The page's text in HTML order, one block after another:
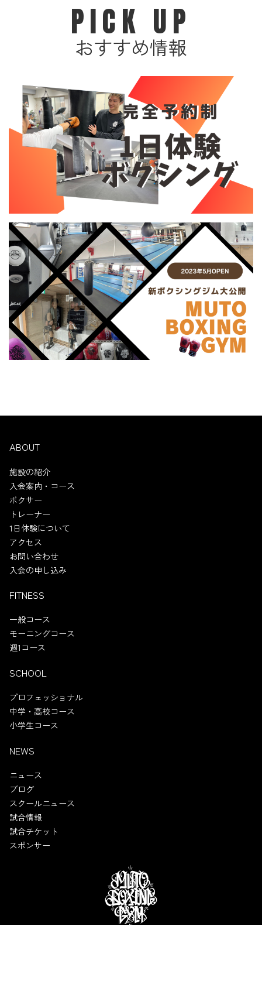
PICK UP
おすすめ情報
ABOUT
施設の紹介
入会案内・コース
ボクサー
トレーナー
1日体験について
アクセス
お問い合わせ
入会の申し込み
FITNESS
一般コース
モーニングコース
週1コース
SCHOOL
プロフェッショナル
中学・高校コース
小学生コース
NEWS
ニュース
ブログ
スクールニュース
試合情報
試合チケット
スポンサー